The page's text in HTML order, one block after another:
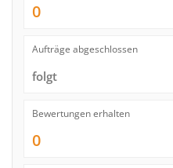
0
Aufträge abgeschlossen
folgt
Bewertungen erhalten
0